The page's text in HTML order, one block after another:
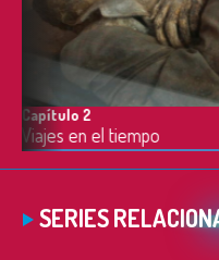
Capítulo 2
Viajes en el tiempo
SERIES